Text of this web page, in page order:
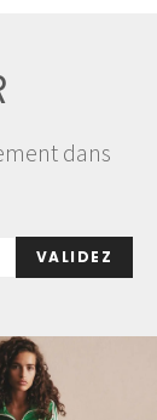
dans
VALIDEZ